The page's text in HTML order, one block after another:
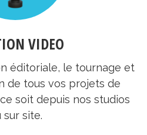
VIDEO
éditoriale, le tournage et
de tous vos projets de
soit depuis nos studios
sur site.